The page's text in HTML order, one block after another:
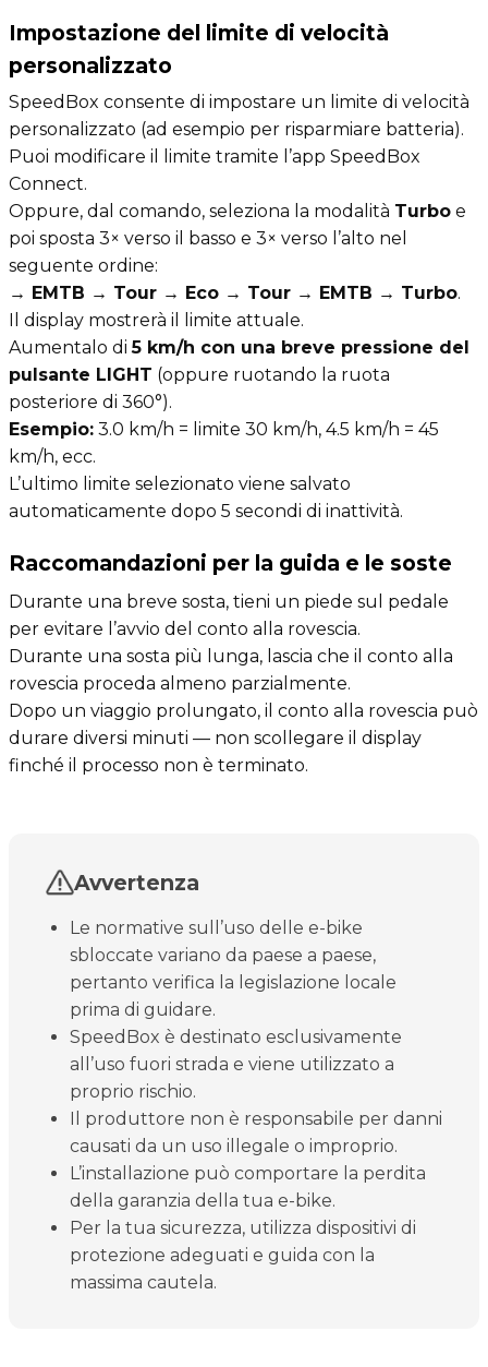
Impostazione del limite di velocità
personalizzato
SpeedBox consente di impostare un limite di velocità
personalizzato (ad esempio per risparmiare batteria).
Puoi modificare il limite tramite l’app SpeedBox
Connect.
Oppure, dal comando, seleziona la modalità Turbo e
poi sposta 3× verso il basso e 3× verso l’alto nel
seguente ordine:
→ EMTB → Tour → Eco → Tour → EMTB → Turbo.
Il display mostrerà il limite attuale.
Aumentalo di5 km/h con una breve pressione del
pulsante LIGHT (oppure ruotando la ruota
posteriore di 360°).
Esempio: 3.0 km/h = limite 30 km/h, 4.5 km/h = 45
km/h, ecc.
L’ultimo limite selezionato viene salvato
automaticamente dopo 5 secondi di inattività.
Raccomandazioni per la guida e le soste
Durante una breve sosta, tieni un piede sul pedale
per evitare l’avvio del conto alla rovescia.
Durante una sosta più lunga, lascia che il conto alla
rovescia proceda almeno parzialmente.
Dopo un viaggio prolungato, il conto alla rovescia può
durare diversi minuti — non scollegare il display
finché il processo non è terminato.
Avvertenza
Le normative sull’uso delle e-bike
sbloccate variano da paese a paese,
pertanto verifica la legislazione locale
prima di guidare.
SpeedBox è destinato esclusivamente
all’uso fuori strada e viene utilizzato a
proprio rischio.
Il produttore non è responsabile per danni
causati da un uso illegale o improprio.
L’installazione può comportare la perdita
della garanzia della tua e-bike.
Per la tua sicurezza, utilizza dispositivi di
protezione adeguati e guida con la
massima cautela.